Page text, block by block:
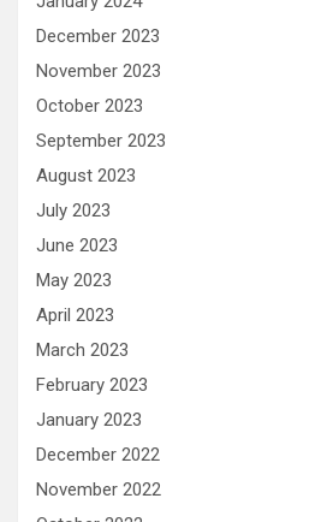
December 2023
November 2023
October 2023
September 2023
August 2023
July 2023
June 2023
May 2023
April 2023
March 2023
February 2023
January 2023
December 2022
November 2022